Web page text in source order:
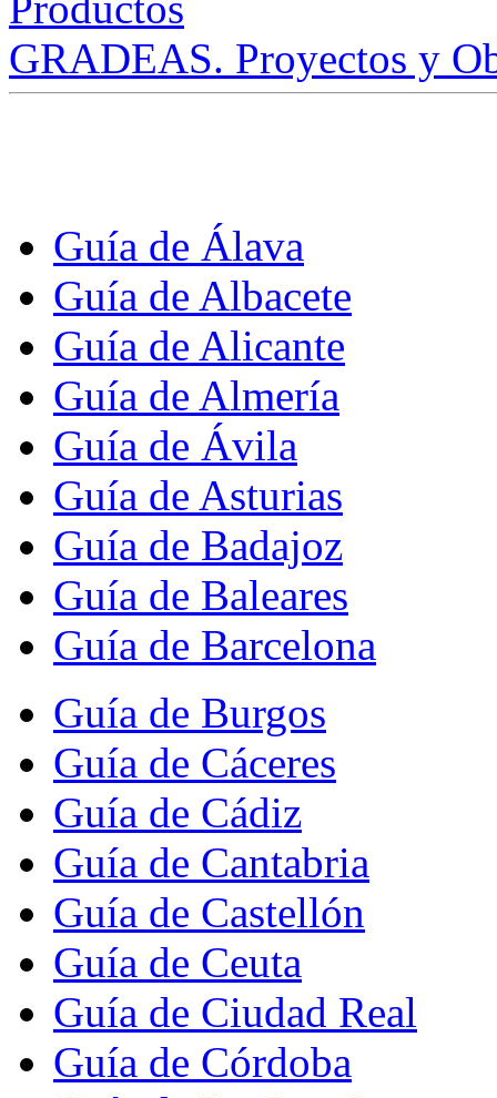
GRADEAS. Proyectos y
Guía de Álava
Guía de Albacete
Guía de Alicante
Guía de Almería
Guía de Ávila
Guía de Asturias
Guía de Badajoz
Guía de Baleares
Guía de Barcelona
Guía de Burgos
Guía de Cáceres
Guía de Cádiz
Guía de Cantabria
Guía de Castellón
Guía de Ceuta
Guía de Ciudad Real
Guía de Córdoba